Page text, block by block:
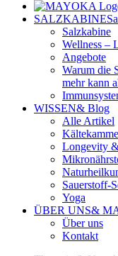
SALZKABINE
Salzkabine
Wellness –
Angebote
Warum die
mehr kann
WISSEN& Blog
Alle Artikel
Longevity
Sauerstoff-
Yoga
ÜBER UNS&
Über uns
Kontakt